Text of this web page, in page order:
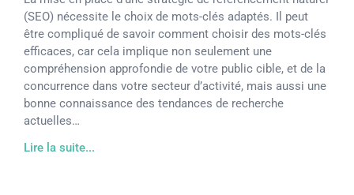
(SEO) nécessite le choix de mots-clés adaptés. Il peut
être compliqué de savoir comment choisir des mots-clés
efficaces, car cela implique non seulement une
compréhension approfondie de votre public cible, et de la
concurrence dans votre secteur d’activité, mais aussi une
bonne connaissance des tendances de recherche
actuelles…
Lire la suite...